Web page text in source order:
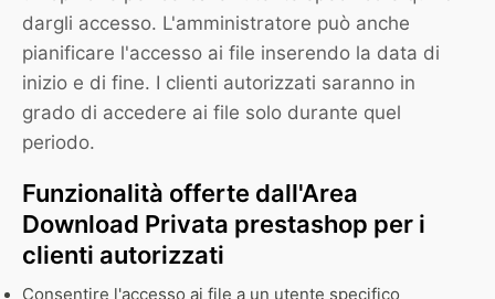
dargli accesso. L'amministratore può anche
pianificare l'accesso ai file inserendo la data di
inizio e di fine. I clienti autorizzati saranno in
grado di accedere ai file solo durante quel
periodo.
Funzionalità offerte dall'Area
Download Privata prestashop per i
clienti autorizzati